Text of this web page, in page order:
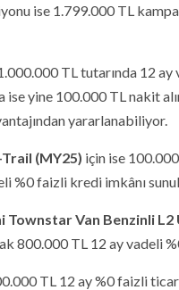
ise 1.799.000 TL
TL tutarında 12 ay
ise yine 100.000 TL nakit
yararlanabiliyor.
(MY25) için ise
%0 faizli kredi imkânı
Townstar Van Benzinli L2
800.000 TL 12 ay vadeli
TL 12 ay %0 faizli